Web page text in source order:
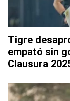
Tigre
empató sin
Clausura